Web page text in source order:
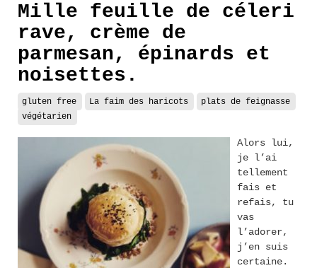
Mille feuille de céleri
rave, crème de
parmesan, épinards et
noisettes.
gluten free La faim des haricots
plats de feignasse
végétarien
Alors lui,
je l’ai
tellement
fais et
refais, tu
vas
l’adorer,
j’en suis
certaine.